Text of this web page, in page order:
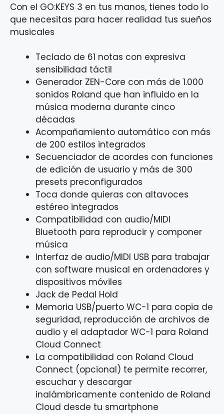
Con el GO:KEYS 3 en tus manos, tienes todo lo
que necesitas para hacer realidad tus sueños
musicales
Teclado de 61 notas con expresiva
sensibilidad táctil
Generador ZEN-Core con más de 1.000
sonidos Roland que han influido en la
música moderna durante cinco
décadas
Acompañamiento automático con más
de 200 estilos integrados
Secuenciador de acordes con funciones
de edición de usuario y más de 300
presets preconfigurados
Toca donde quieras con altavoces
estéreo integrados
Compatibilidad con audio/MIDI
Bluetooth para reproducir y componer
música
Interfaz de audio/MIDI USB para trabajar
con software musical en ordenadores y
dispositivos móviles
Jack de Pedal Hold
Memoria USB/puerto WC-1 para copia de
seguridad, reproducción de archivos de
audio y el adaptador WC-1 para Roland
Cloud Connect
La compatibilidad con Roland Cloud
Connect (opcional) te permite recorrer,
escuchar y descargar
inalámbricamente contenido de Roland
Cloud desde tu smartphone